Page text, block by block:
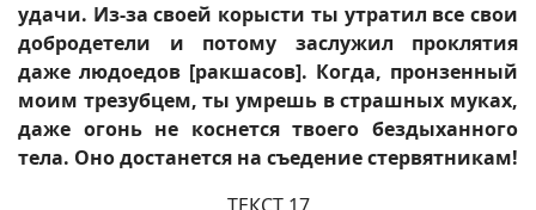
удачи. Из-за своей корысти ты утратил все свои
добродетели и потому заслужил проклятия
даже людоедов [ракшасов]. Когда, пронзенный
моим трезубцем, ты умрешь в страшных муках,
даже огонь не коснется твоего бездыханного
тела. Оно достанется на съедение стервятникам!